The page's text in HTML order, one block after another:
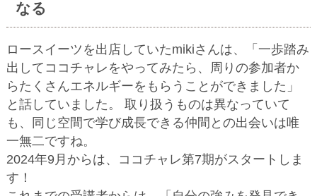
なる
ロースイーツを出店していたmikiさんは、「一歩踏み
出してココチャレをやってみたら、周りの参加者か
らたくさんエネルギーをもらうことができました」
と話していました。 取り扱うものは異なっていて
も、同じ空間で学び成長できる仲間との出会いは唯
一無二ですね。
2024年9月からは、ココチャレ第7期がスタートしま
す！